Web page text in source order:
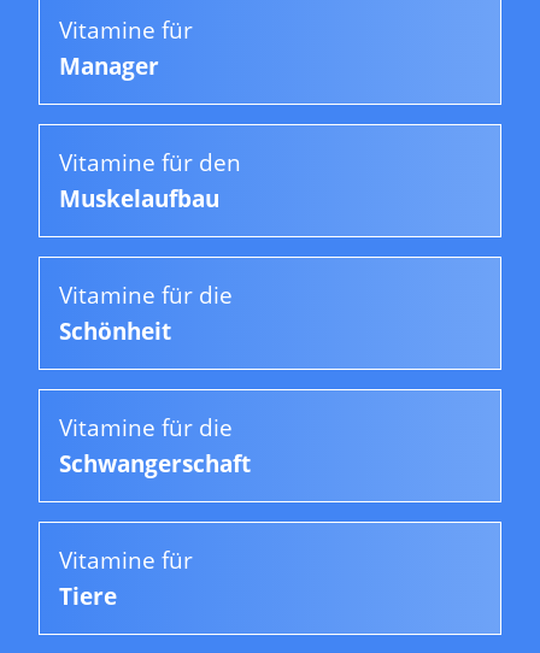
Vitamine für
Manager
Vitamine für den
Muskelaufbau
Vitamine für die
Schönheit
Vitamine für die
Schwangerschaft
Vitamine für
Tiere